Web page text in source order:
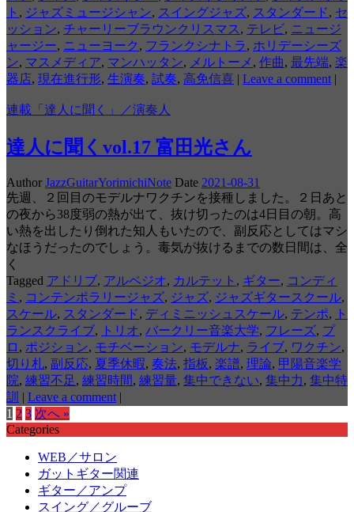
ト , ジャズミュージシャン, スイングジャズ, スタンダード, セ
ッション, チャーリーブラウンクリスマス , テレビ, ニュージ
ャージー, ニューヨーク , フランクシナトラ, ホリデーシーズ
ン, マスメディア, マンハッタン, メルトーメ , 作曲, 最先端, 楽
器店, 現在進行形, 生演奏, 試奏, 高免信喜 | Leave a comment |
連載「達人に聞く」／演奏人
達人に聞くvol.17 富田光さん
Author JazzGuitarYorimichiNote Date 2021-08-31
先週、２回目のモデルナワクチンを接種しました。２日あと
の夜から38度弱の熱が出て、抜け切ったのは4日目の朝。高
い熱を出したり倒れた知人もいたので、副反応としてはマシ
なほうだったのでしょう。毒気が抜けるまでの数日間は、全
く
Tagged アドリブ, アルペジオ, カルテット , ギター, コンディ
ミ , コンテンポラリージャズ, ジャズ, ジャズギタースクール,
スケール, スタンダード, ディミニッシュスケール, テンポ,
ト
ランスクライブ, トリオ, バークリー音楽大学, フレーズ, プ
ロ , ポジション, モチベーション, モデルナ, ライブ, ワクチン,
切り札, 副反応, 夏季休暇, 奏法, 指板, 楽譜, 理論, 甲陽音楽学
院, 練習不足, 練習時間, 練習量, 集中できない, 集中力, 集中特
訓
| Leave a comment |
1 2 3 次へ »
Categories
WEB／サロン
ガットギター関連
ギター／アンプ
スイング／グルーブ